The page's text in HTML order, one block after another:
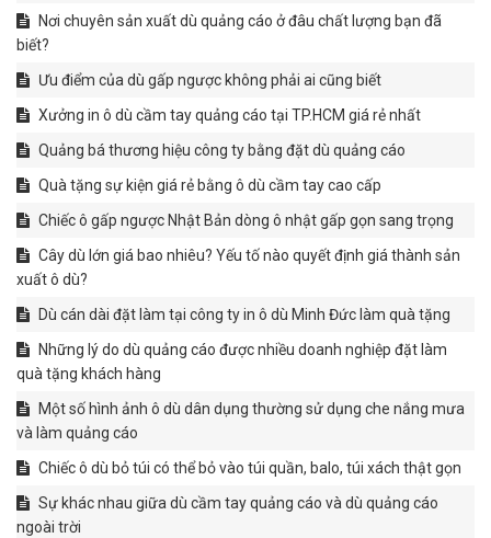
Nơi chuyên sản xuất dù quảng cáo ở đâu chất lượng bạn đã
biết?
Ưu điểm của dù gấp ngược không phải ai cũng biết
Xưởng in ô dù cầm tay quảng cáo tại TP.HCM giá rẻ nhất
Quảng bá thương hiệu công ty bằng đặt dù quảng cáo
Quà tặng sự kiện giá rẻ bằng ô dù cầm tay cao cấp
Chiếc ô gấp ngược Nhật Bản dòng ô nhật gấp gọn sang trọng
Cây dù lớn giá bao nhiêu? Yếu tố nào quyết định giá thành sản
xuất ô dù?
Dù cán dài đặt làm tại công ty in ô dù Minh Đức làm quà tặng
Những lý do dù quảng cáo được nhiều doanh nghiệp đặt làm
quà tặng khách hàng
Một số hình ảnh ô dù dân dụng thường sử dụng che nắng mưa
và làm quảng cáo
Chiếc ô dù bỏ túi có thể bỏ vào túi quần, balo, túi xách thật gọn
Sự khác nhau giữa dù cầm tay quảng cáo và dù quảng cáo
ngoài trời